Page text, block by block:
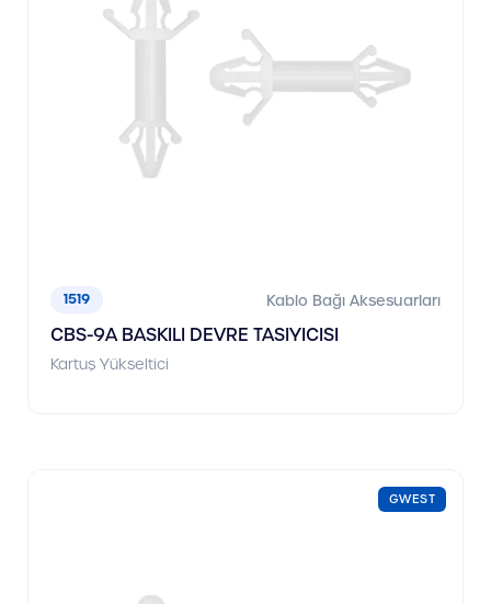
1519 Kablo Bağı Aksesuarları
CBS-9A BASKILI DEVRE TASIYICISI
Kartuş Yükseltici
GWEST